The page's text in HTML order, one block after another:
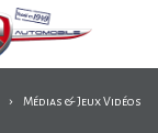
Médias & Jeux Vidéos